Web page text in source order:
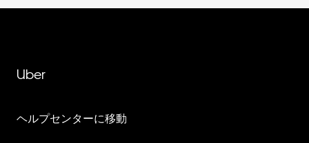
Uber
ヘルプセンターに移動